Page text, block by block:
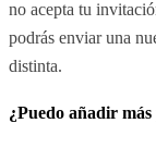
no acepta tu
podrás enviar una
distinta.
¿Puedo añadir